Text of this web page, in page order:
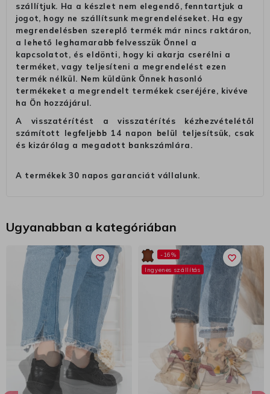
szállítjuk. Ha a készlet nem elegendő, fenntartjuk a
jogot, hogy ne szállítsunk megrendeléseket. Ha egy
megrendelésben szereplő termék már nincs raktáron,
a lehető leghamarabb felvesszük Önnel a
kapcsolatot, és eldönti, hogy ki akarja cserélni a
terméket, vagy teljesíteni a megrendelést ezen
termék nélkül. Nem küldünk Önnek hasonló
termékeket a megrendelt termékek cseréjére, kivéve
ha Ön hozzájárul.
A visszatérítést a visszatérítés kézhezvételétől
számított legfeljebb 14 napon belül teljesítsük, csak
és kizárólag a megadott bankszámlára.
A termékek 30 napos garanciát vállalunk.
Ugyanabban a kategóriában
favorite_border favorite_border
-16%
Ingyenes szállítás